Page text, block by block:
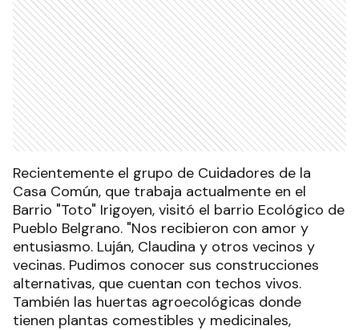
Recientemente el grupo de Cuidadores de la
Casa Común, que trabaja actualmente en el
Barrio "Toto" Irigoyen, visitó el barrio Ecológico de
Pueblo Belgrano. "Nos recibieron con amor y
entusiasmo. Luján, Claudina y otros vecinos y
vecinas. Pudimos conocer sus construcciones
alternativas, que cuentan con techos vivos.
También las huertas agroecológicas donde
tienen plantas comestibles y medicinales,